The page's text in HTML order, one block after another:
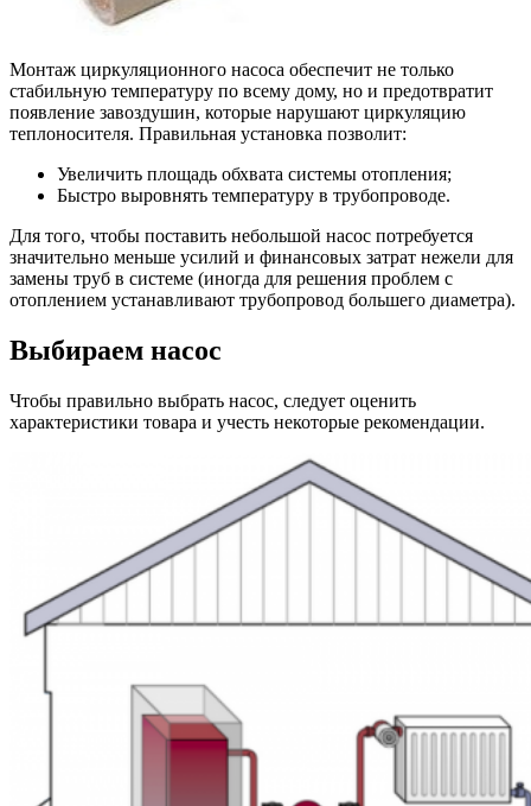
Монтаж циркуляционного насоса обеспечит не только
стабильную температуру по всему дому, но и предотвратит
появление завоздушин, которые нарушают циркуляцию
теплоносителя. Правильная установка позволит:
Увеличить площадь обхвата системы отопления;
Быстро выровнять температуру в трубопроводе.
Для того, чтобы поставить небольшой насос потребуется
значительно меньше усилий и финансовых затрат нежели для
замены труб в системе (иногда для решения проблем с
отоплением устанавливают трубопровод большего диаметра).
Выбираем насос
Чтобы правильно выбрать насос, следует оценить
характеристики товара и учесть некоторые рекомендации.